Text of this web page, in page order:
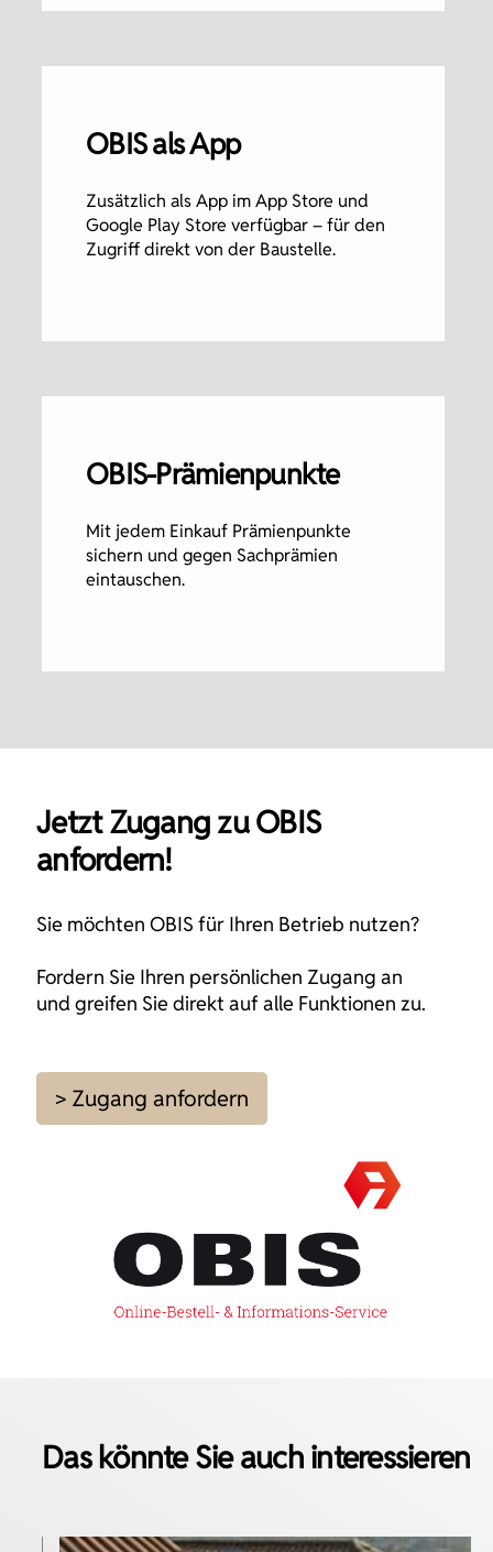
OBIS als App
Zusätzlich als App im App Store und
Google Play Store verfügbar – für den
Zugriff direkt von der Baustelle.
OBIS-Prämienpunkte
Mit jedem Einkauf Prämienpunkte
sichern und gegen Sachprämien
eintauschen.
Jetzt Zugang zu OBIS
anfordern!
Sie möchten OBIS für Ihren Betrieb nutzen?
Fordern Sie Ihren persönlichen Zugang an
und greifen Sie direkt auf alle Funktionen zu.
> Zugang anfordern
Das könnte Sie auch interessieren